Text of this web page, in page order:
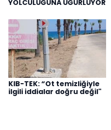
YOLCULUĞUNA UĞURLUYOR
KIB-TEK: “Ot temizliğiyle
ilgili iddialar doğru değil"